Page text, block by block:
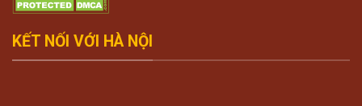
KẾT NỐI VỚI HÀ NỘI